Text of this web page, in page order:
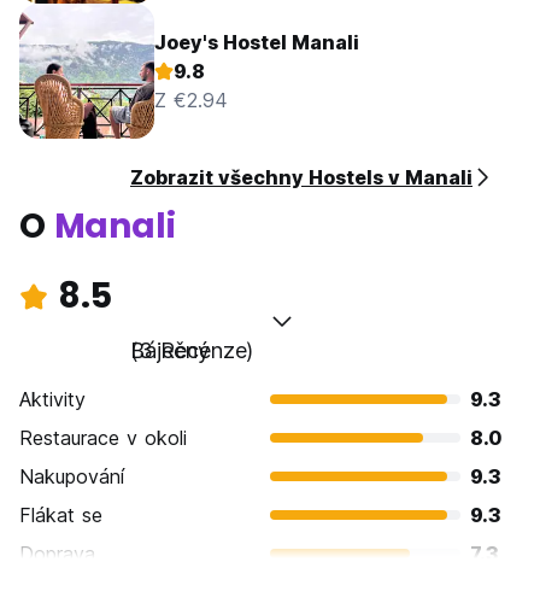
Joey's Hostel Manali
9.8
Z €2.94
Zobrazit všechny Hostels v Manali
O Manali
8.5
Báječný
(3 Recenze)
Aktivity
9.3
Restaurace v okoli
8.0
Nakupování
9.3
Flákat se
9.3
Doprava
7.3